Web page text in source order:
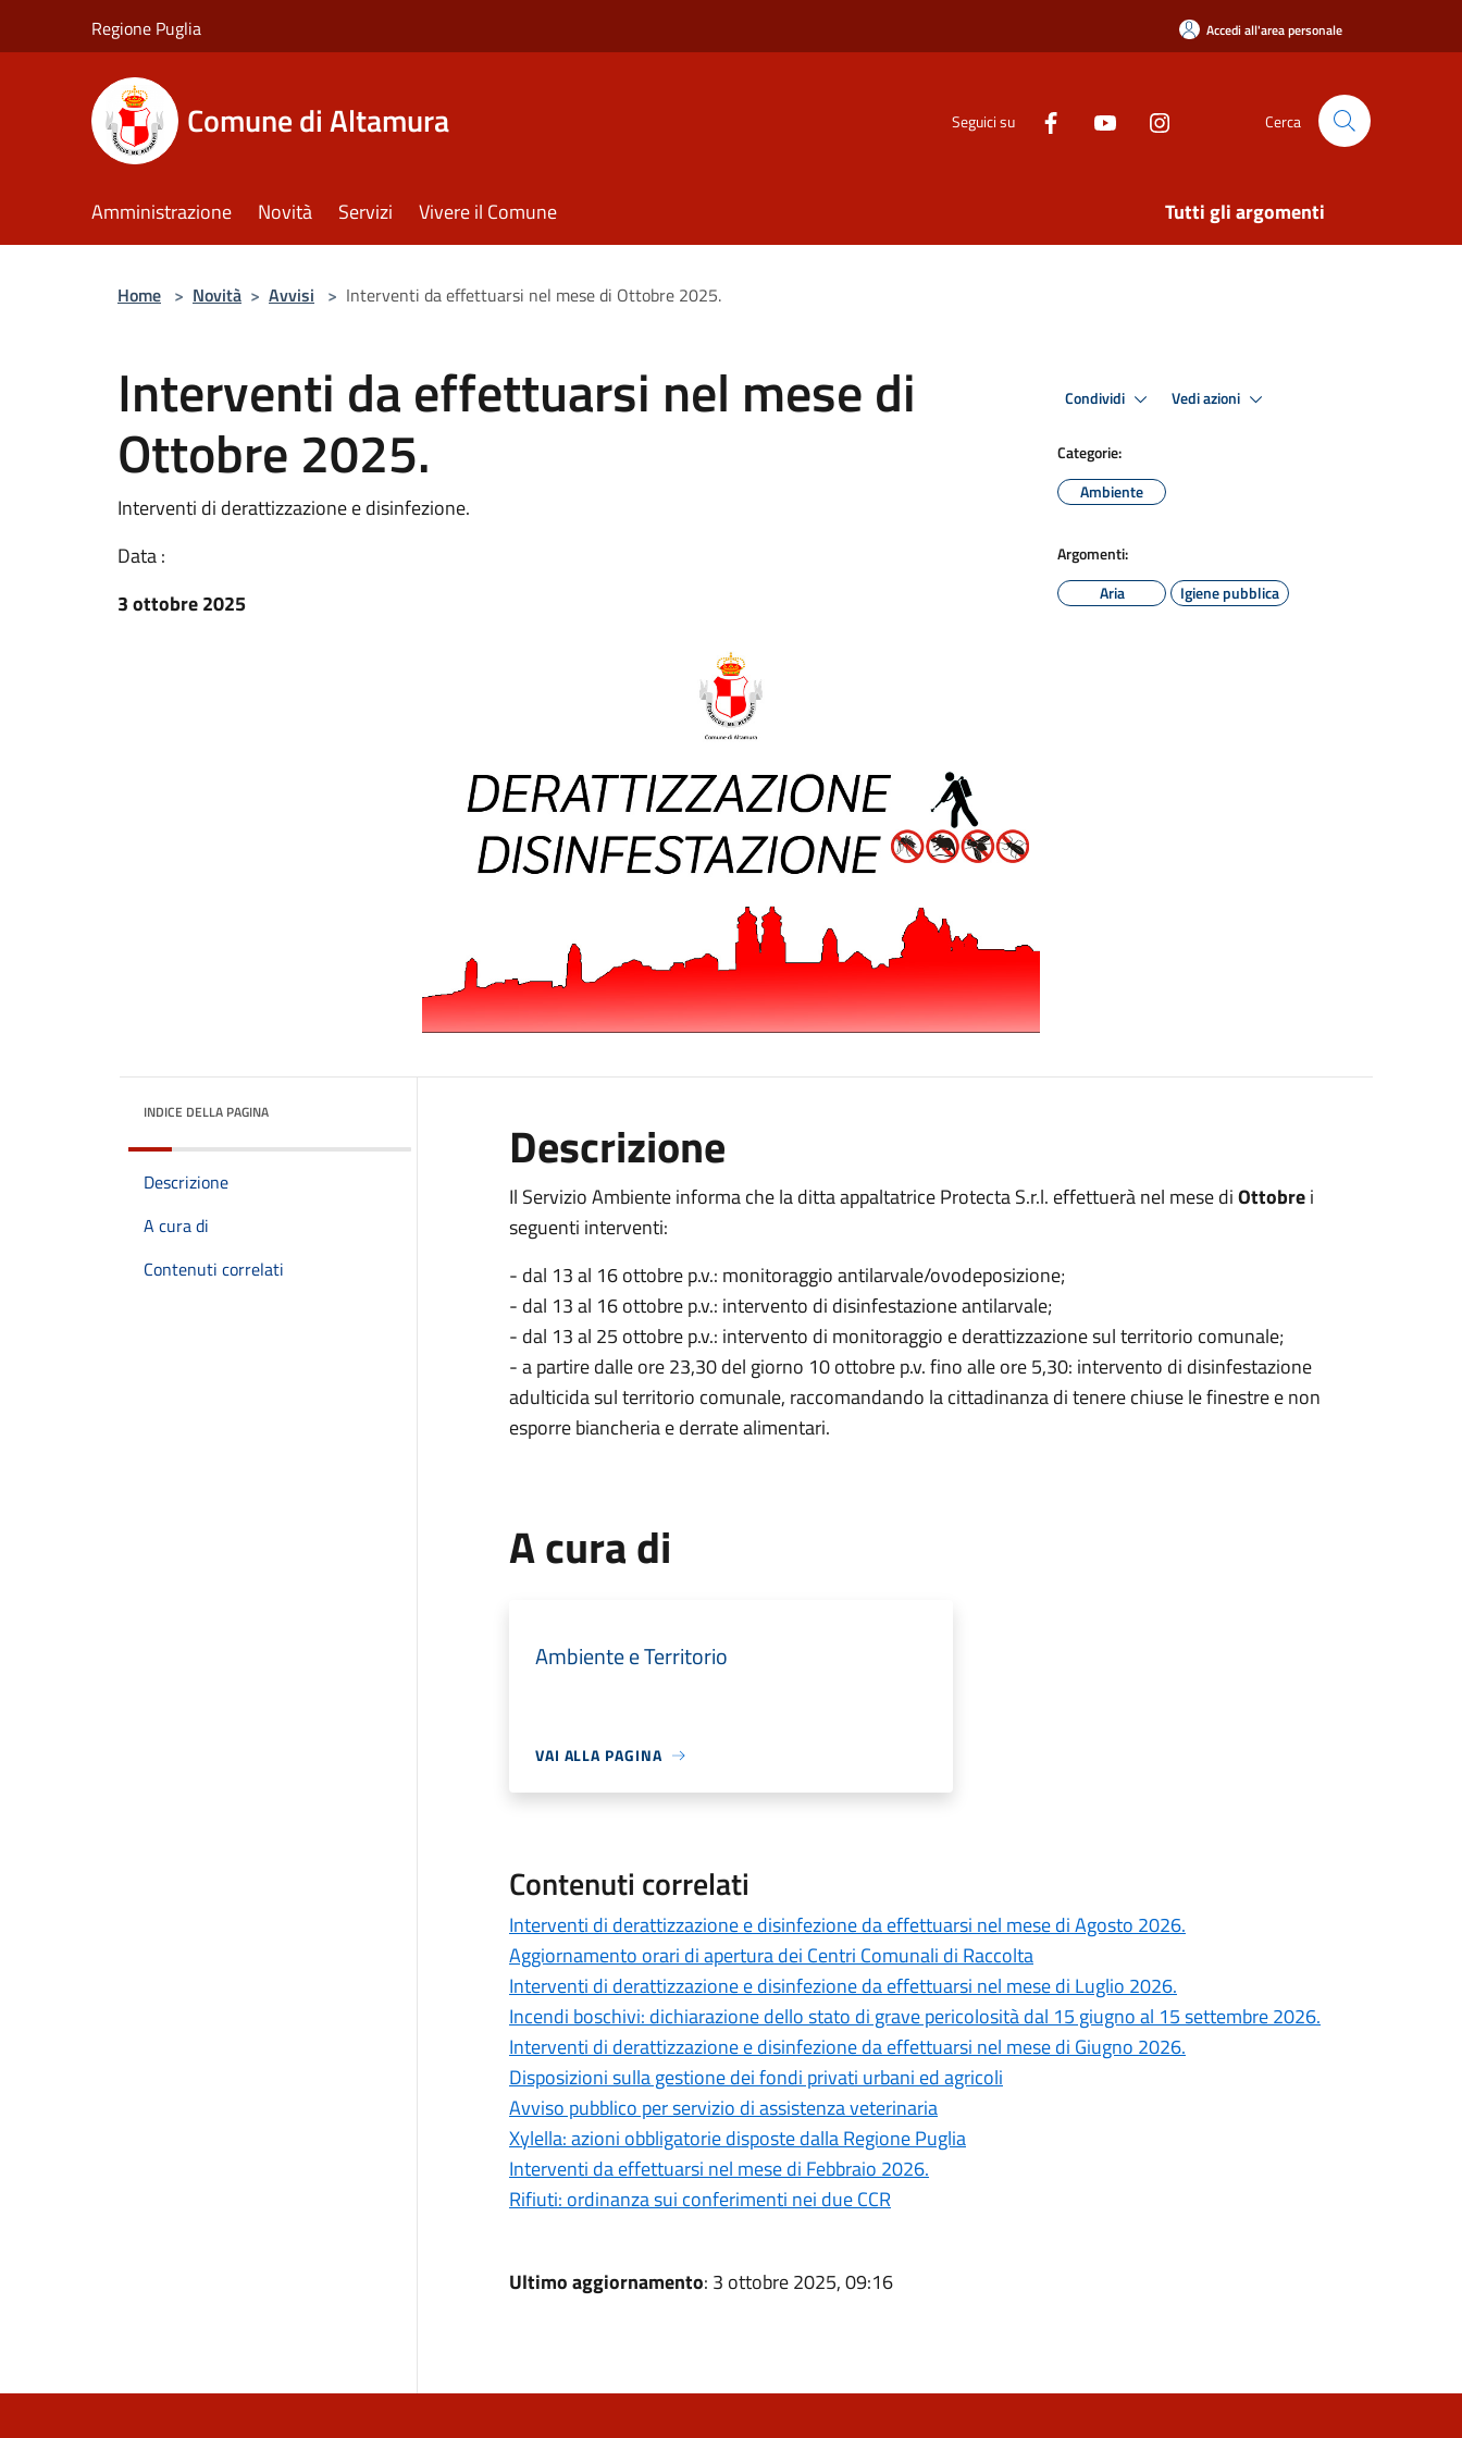
Regione Puglia Accedi all'area personale
Comune di Altamura Seguici su Cerca
Amministrazione Novità Servizi Vivere il Comune Tutti gli argomenti
Home > Novità > Avvisi > Interventi da effettuarsi nel mese di Ottobre 2025.
Interventi da effettuarsi nel mese di
Ottobre 2025.
Interventi di derattizzazione e disinfezione.
Data :
3 ottobre 2025
Condividi Vedi azioni
Categorie:
Ambiente
Argomenti:
Aria
Igiene pubblica
INDICE DELLA PAGINA
Descrizione
A cura di
Contenuti correlati
Descrizione
Il Servizio Ambiente informa che la ditta appaltatrice Protecta S.r.l. effettuerà nel mese diOttobrei
seguenti interventi:
- dal 13 al 16 ottobre p.v.: monitoraggio antilarvale/ovodeposizione;
- dal 13 al 16 ottobre p.v.: intervento di disinfestazione antilarvale;
- dal 13 al 25 ottobre p.v.: intervento di monitoraggio e derattizzazione sul territorio comunale;
- a partire dalle ore 23,30 del giorno 10 ottobre p.v. fino alle ore 5,30: intervento di disinfestazione
adulticida sul territorio comunale, raccomandando la cittadinanza di tenere chiuse le finestre e non
esporre biancheria e derrate alimentari.
A cura di
Ambiente e Territorio
VAI ALLA PAGINA
Contenuti correlati
Interventi di derattizzazione e disinfezione da effettuarsi nel mese di Agosto 2026.
Aggiornamento orari di apertura dei Centri Comunali di Raccolta
Interventi di derattizzazione e disinfezione da effettuarsi nel mese di Luglio 2026.
Incendi boschivi: dichiarazione dello stato di grave pericolosità dal 15 giugno al 15 settembre 2026.
Interventi di derattizzazione e disinfezione da effettuarsi nel mese di Giugno 2026.
Disposizioni sulla gestione dei fondi privati urbani ed agricoli
Avviso pubblico per servizio di assistenza veterinaria
Xylella: azioni obbligatorie disposte dalla Regione Puglia
Interventi da effettuarsi nel mese di Febbraio 2026.
Rifiuti: ordinanza sui conferimenti nei due CCR
Ultimo aggiornamento: 3 ottobre 2025, 09:16